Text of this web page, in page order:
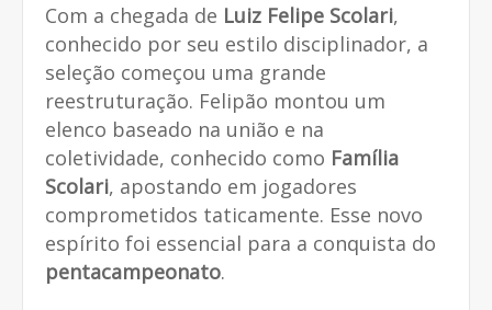
Com a chegada de Luiz Felipe Scolari,
conhecido por seu estilo disciplinador, a
seleção começou uma grande
reestruturação. Felipão montou um
elenco baseado na união e na
coletividade, conhecido como Família
Scolari, apostando em jogadores
comprometidos taticamente. Esse novo
espírito foi essencial para a conquista do
pentacampeonato.